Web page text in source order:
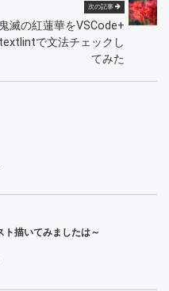
次の記事
鬼滅の紅蓮華をVSCode+
textlintで文法チェックし
てみた
ト描いてみましたは～